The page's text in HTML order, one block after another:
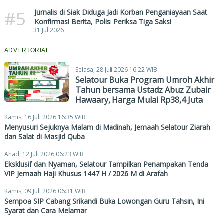
#5
Jurnalis di Siak Diduga Jadi Korban Penganiayaan Saat
Konfirmasi Berita, Polisi Periksa Tiga Saksi
31 Jul 2026
ADVERTORIAL
Selasa, 28 Juli 2026 16:22 WIB
Selatour Buka Program Umroh Akhir
Tahun bersama Ustadz Abuz Zubair
Hawaary, Harga Mulai Rp38,4 Juta
Kamis, 16 Juli 2026 16:35 WIB
Menyusuri Sejuknya Malam di Madinah, Jemaah Selatour Ziarah
dan Salat di Masjid Quba
Ahad, 12 Juli 2026 06:23 WIB
Eksklusif dan Nyaman, Selatour Tampilkan Penampakan Tenda
VIP Jemaah Haji Khusus 1447 H / 2026 M di Arafah
Kamis, 09 Juli 2026 06:31 WIB
Sempoa SIP Cabang Srikandi Buka Lowongan Guru Tahsin, Ini
Syarat dan Cara Melamar